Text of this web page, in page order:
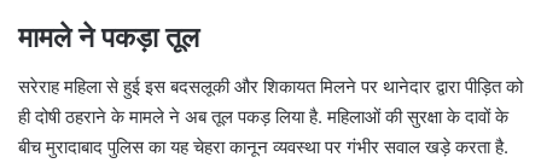
मामले ने पकड़ा तूल
सरेराह महिला से हुई इस बदसलूकी और शिकायत मिलने पर थानेदार द्वारा पीड़ित को
ही दोषी ठहराने के मामले ने अब तूल पकड़ लिया है. महिलाओं की सुरक्षा के दावों के
बीच मुरादाबाद पुलिस का यह चेहरा कानून व्यवस्था पर गंभीर सवाल खड़े करता है.